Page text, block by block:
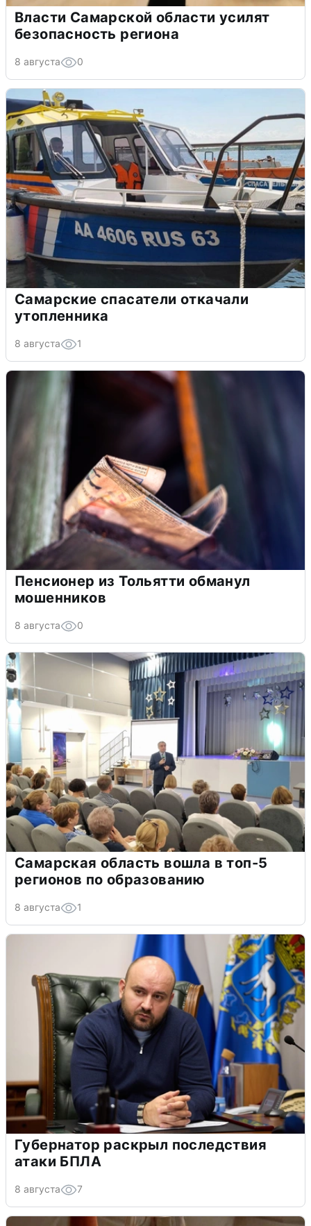
Власти Самарской области усилят
безопасность региона
8 августа 0
Самарские спасатели откачали
утопленника
8 августа 1
Пенсионер из Тольятти обманул
мошенников
8 августа 0
Самарская область вошла в топ-5
регионов по образованию
8 августа 1
Губернатор раскрыл последствия
атаки БПЛА
8 августа 7